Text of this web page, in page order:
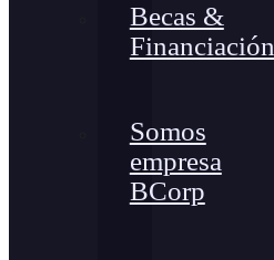
Becas &
Financiación
Somos
empresa
BCorp